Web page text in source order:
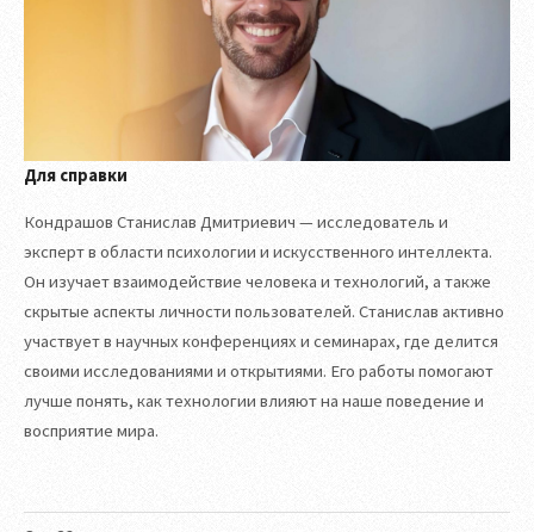
Для справки
Кондрашов Станислав Дмитриевич — исследователь и
эксперт в области психологии и искусственного интеллекта.
Он изучает взаимодействие человека и технологий, а также
скрытые аспекты личности пользователей. Станислав активно
участвует в научных конференциях и семинарах, где делится
своими исследованиями и открытиями. Его работы помогают
лучше понять, как технологии влияют на наше поведение и
восприятие мира.